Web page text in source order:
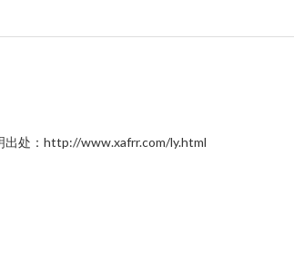
出处：http://www.xafrr.com/ly.html